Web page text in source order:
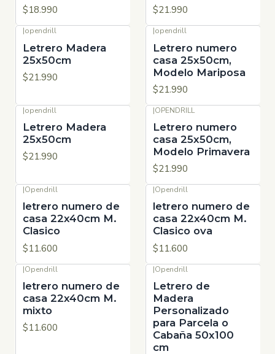
$18.990
$21.990
|opendrill
Letrero Madera
25x50cm
$21.990
|opendrill
Letrero numero
casa 25x50cm,
Modelo Mariposa
$21.990
|opendrill
Letrero Madera
25x50cm
$21.990
|OPENDRILL
Letrero numero
casa 25x50cm,
Modelo Primavera
$21.990
|Opendrill
letrero numero de
casa 22x40cm M.
Clasico
$11.600
|Opendrill
letrero numero de
casa 22x40cm M.
Clasico ova
$11.600
|Opendrill
letrero numero de
casa 22x40cm M.
mixto
$11.600
|Opendrill
Letrero de
Madera
Personalizado
para Parcela o
Cabaña 50x100
cm